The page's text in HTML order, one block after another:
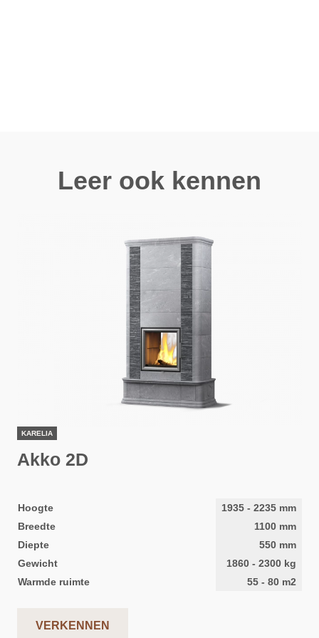
Leer ook kennen
KARELIA
Akko 2D
Hoogte 1935 - 2235 mm
Breedte
1100 mm
Diepte
550 mm
Gewicht
1860 - 2300 kg
Warmde ruimte
55 - 80 m2
VERKENNEN